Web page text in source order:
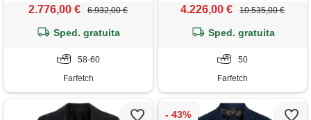
2.776,00 € 6.932,00 €
Sped. gratuita
58-60
Farfetch
4.226,00 € 10.535,00 €
Sped. gratuita
50
Farfetch